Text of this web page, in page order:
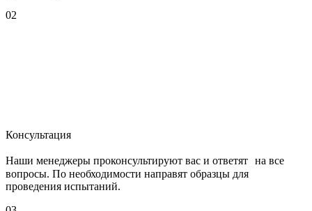
02
Консультация
Наши менеджеры проконсультируют вас и ответят на все
вопросы. По необходимости направят образцы для
проведения испытаний.